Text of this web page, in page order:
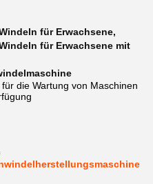
für Erwachsene,
für Erwachsene mit
die Wartung von Maschinen